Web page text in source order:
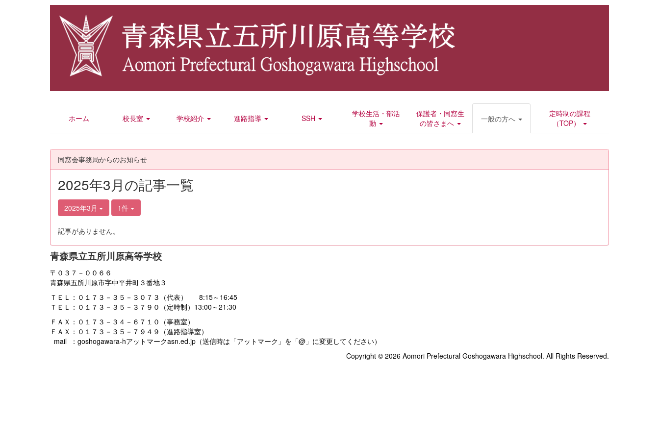
ホーム 校長室 学校紹介 進路指導 SSH
学校生活・部活
動
保護者・同窓生
の皆さまへ
一般の方へ
定時制の課程
（TOP）
同窓会事務局からのお知らせ
2025年3月の記事一覧
2025年3月 1件
記事がありません。
青森県立五所川原高等学校
〒０３７－００６６
青森県五所川原市字中平井町３番地３
ＴＥＬ：０１７３－３５－３０７３（代表） 8:15～16:45
ＴＥＬ：０１７３－３５－３７９０（定時制）13:00～21:30
ＦＡＸ：０１７３－３４－６７１０（事務室）
ＦＡＸ：０１７３－３５－７９４９（進路指導室）
mail ：goshogawara-hアットマークasn.ed.jp（送信時は「アットマーク」を「@」に変更してください）
Copyright © 2026 Aomori Prefectural Goshogawara Highschool. All Rights Reserved.